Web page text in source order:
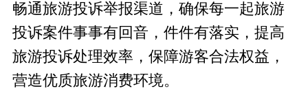
畅通旅游投诉举报渠道，确保每一起旅游
投诉案件事事有回音，件件有落实，提高
旅游投诉处理效率，保障游客合法权益，
营造优质旅游消费环境。